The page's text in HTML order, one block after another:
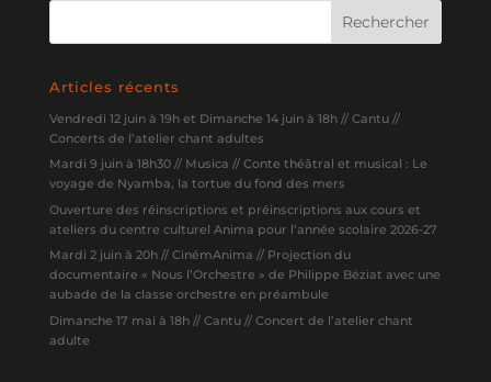
Articles récents
Vendredi 12 juin à 19h et Dimanche 14 juin à 18h // Cantu //
Concerts de l’atelier chant adultes
Mardi 9 juin à 18h30 // Musica // Conte théâtral et musical : Le
voyage de Nyamba, la tortue du fond des mers
Ouverture des réinscriptions et préinscriptions aux cours et
ateliers du centre culturel Anima pour l’année scolaire 2026-27
Mardi 2 juin à 20h // CinémAnima // Projection du
documentaire « Nous l’Orchestre » de Philippe Béziat avec une
aubade de la classe orchestre en préambule
Dimanche 17 mai à 18h // Cantu // Concert de l’atelier chant
adulte